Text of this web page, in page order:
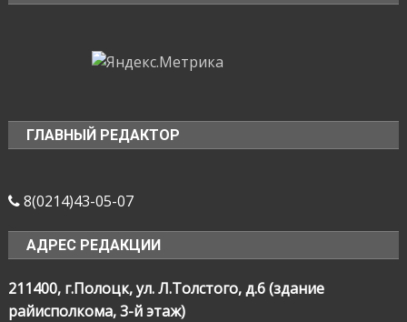
ГЛАВНЫЙ РЕДАКТОР
8(0214)43-05-07
АДРЕС РЕДАКЦИИ
211400, г.Полоцк, ул. Л.Толстого, д.6 (здание
райисполкома, 3-й этаж)